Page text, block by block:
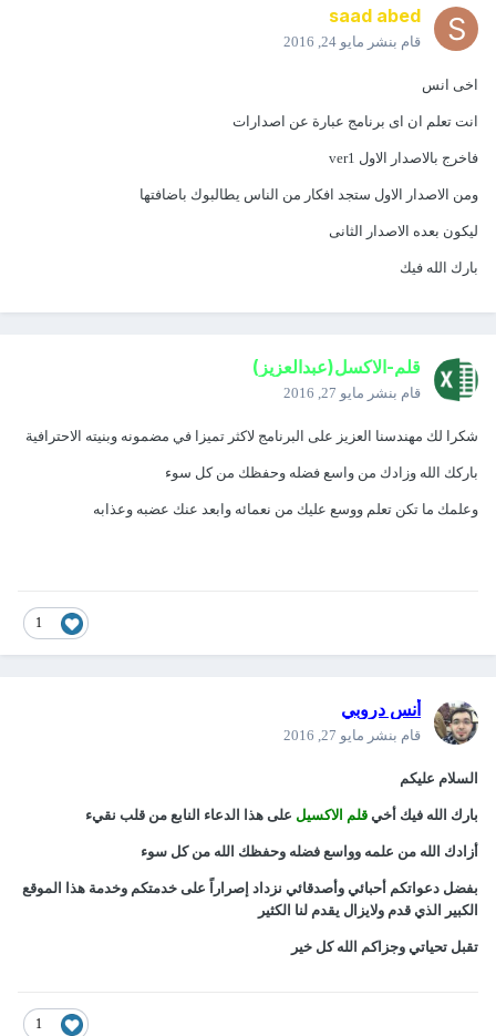
saad abed
قام بنشر مايو 24, 2016
اخى انس
انت تعلم ان اى برنامج عبارة عن اصدارات
فاخرج بالاصدار الاول ver1
ومن الاصدار الاول ستجد افكار من الناس يطالبوك باضافتها
ليكون بعده الاصدار الثانى
بارك الله فيك
قلم-الاكسل(عبدالعزيز)
قام بنشر مايو 27, 2016
شكرا لك مهندسنا العزيز على البرنامج لاكثر تميزا في مضمونه وبنيته الاحترافية
باركك الله وزادك من واسع فضله وحفظك من كل سوء
وعلمك ما تكن تعلم ووسع عليك من نعمائه وابعد عنك عضبه وعذابه
أنس دروبي
قام بنشر مايو 27, 2016
السلام عليكم
بارك الله فيك أخيقلم الاكسيل على هذا الدعاء النابع من قلب نقيء
أزادك الله من علمه وواسع فضله وحفظك الله من كل سوء
بفضل دعواتكم أحبائي وأصدقائي نزداد إصراراً على خدمتكم وخدمة هذا الموقع
الكبير الذي قدم ولايزال يقدم لنا الكثير
تقبل تحياتي وجزاكم الله كل خير